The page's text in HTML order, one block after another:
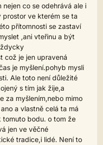
co se odehrává ale i
prostor ve kterém se ta
přítomnosti se zastaví
,ani vteřinu a být
což je jen upravená
je myšlení.pohyb mysli
Ale toto není důležité
s tím jak žije,a
za myšlením,nebo mimo
a vlastně celá ta má
bodu. o tom že
jen ve věčné
tradice,i lidé. Není to